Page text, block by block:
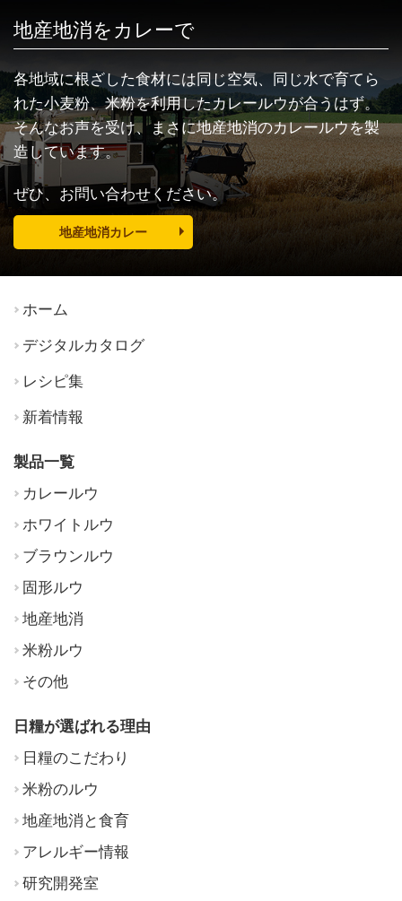
地産地消をカレーで
各地域に根ざした食材には同じ空気、同じ水で育てら
れた小麦粉、米粉を利用したカレールウが合うはず。
そんなお声を受け、まさに地産地消のカレールウを製
造しています。
ぜひ、お問い合わせください。
地産地消カレー
ホーム
デジタルカタログ
レシピ集
新着情報
製品一覧
カレールウ
ホワイトルウ
ブラウンルウ
固形ルウ
地産地消
米粉ルウ
その他
日糧が選ばれる理由
日糧のこだわり
米粉のルウ
地産地消と食育
アレルギー情報
研究開発室